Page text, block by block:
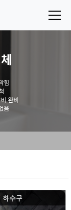
힘
완비
음
하수구